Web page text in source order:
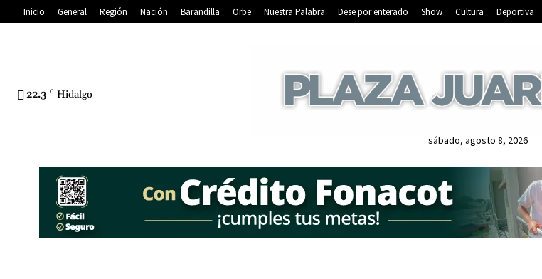
Inicio General Región Nación Barandilla Orbe Nuestra Palabra Dese por enterado Show Cultura Deportiva
22.3 C Hidalgo
sábado, agosto 8, 2026